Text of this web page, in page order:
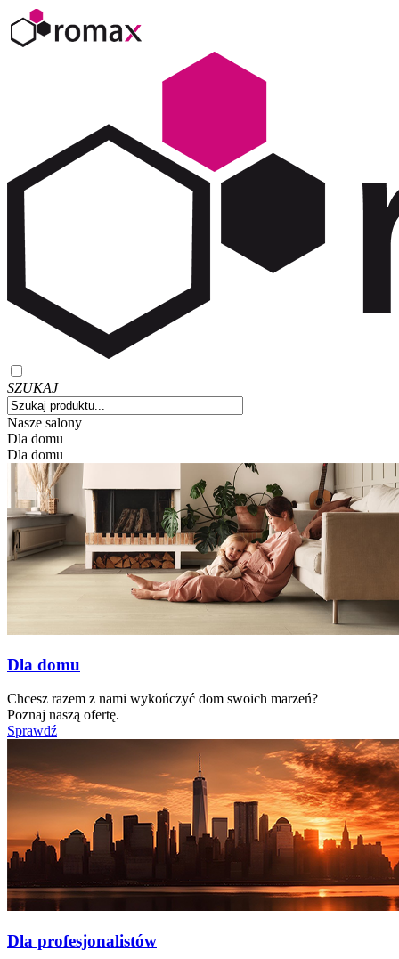
SZUKAJ
Nasze salony
Dla domu
Dla domu
Dla domu
Chcesz razem z nami wykończyć dom swoich marzeń?
Poznaj naszą ofertę.
Sprawdź
Dla profesjonalistów